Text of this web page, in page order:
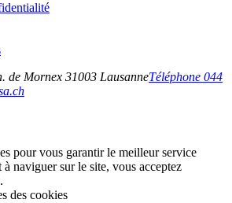
de Mornex 31003 LausanneTéléphone 044
pour vous garantir le meilleur service
naviguer sur le site, vous acceptez
des cookies